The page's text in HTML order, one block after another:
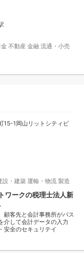
不動産 金融 流通・小売
15-1岡山リットシティビ
設・建築 運輸・物流 製造
ークの税理士法人新
先と会計事務所がパス
介して会計データの入力
・安全のセキュリテイ